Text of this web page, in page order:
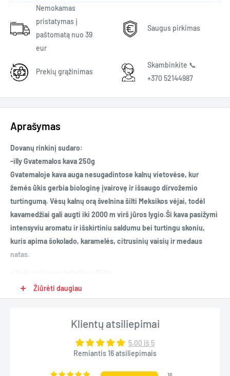
Nemokamas
pristatymas į
paštomatą nuo 39
eur
Saugus pirkimas
Prekių grąžinimas
Skambinkite 📞
+370 52144987
Aprašymas
Dovanų rinkinį sudaro:
-illy Gvatemalos kava 250g
Gvatemaloje kava auga nesugadintose kalnų vietovėse, kur
žemės ūkis gerbia biologinę įvairovę ir išsaugo dirvožemio
turtingumą. Vėsų kalnų orą švelnina šilti Meksikos vėjai, todėl
kavamedžiai gali augti iki 2000 m virš jūros lygio.Ši kava pasižymi
intensyviu aromatu ir išskirtiniu saldumu bei turtingu skoniu,
kuris apima šokolado, karamelės, citrusinių vaisių ir medaus
natas.
Brazilija yra pirmaujanti pasaulyje arabikos kavos gamintoja,
daugiausia auginama pietrytinėse aukštumose, kur klimatas yra
aromatas yra intensyvus ir apgaubiantis, o aksominis sodrumas
sukuria apčiuopiamą skonio malonumo pojūtį. Ypatingą saldumą
ir išskirtines šokolado natas papildo skrebučiai ir karamelė.
-illy Etiopijos pupelių kava 250g
Žiūrėti daugiau
Klientų atsiliepimai
5.00 iš 5
Remiantis 16 atsiliepimais